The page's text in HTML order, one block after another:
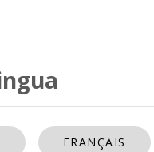
FRANÇAIS